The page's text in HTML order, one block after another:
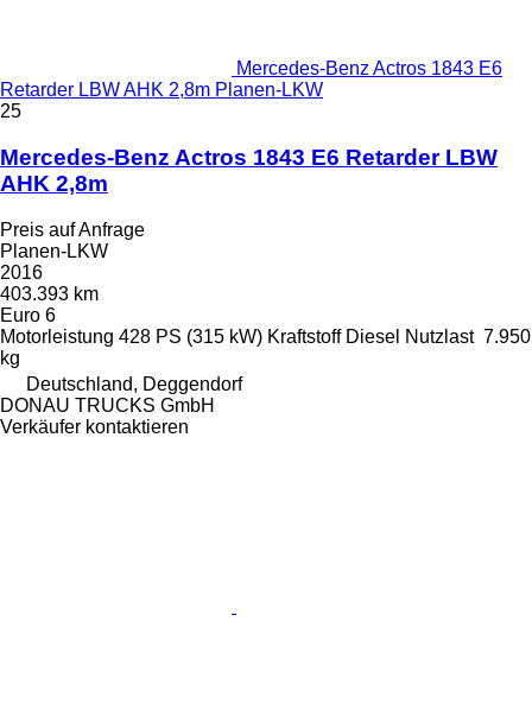
Mercedes-Benz Actros 1843 E6
Retarder LBW AHK 2,8m Planen-LKW
25
Mercedes-Benz Actros 1843 E6 Retarder LBW
AHK 2,8m
Preis auf Anfrage
Planen-LKW
2016
403.393 km
Euro 6
Motorleistung 428 PS (315 kW) Kraftstoff Diesel Nutzlast 7.950
kg
Deutschland, Deggendorf
DONAU TRUCKS GmbH
Verkäufer kontaktieren